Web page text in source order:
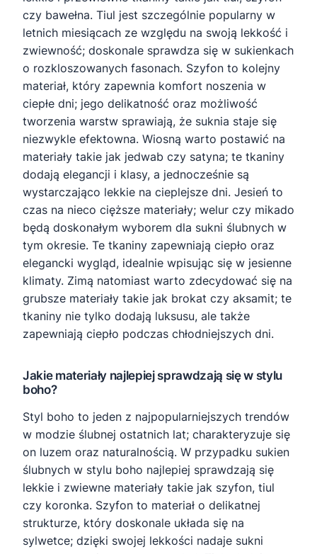
czy bawełna. Tiul jest szczególnie popularny w
letnich miesiącach ze względu na swoją lekkość i
zwiewność; doskonale sprawdza się w sukienkach
o rozkloszowanych fasonach. Szyfon to kolejny
materiał, który zapewnia komfort noszenia w
ciepłe dni; jego delikatność oraz możliwość
tworzenia warstw sprawiają, że suknia staje się
niezwykle efektowna. Wiosną warto postawić na
materiały takie jak jedwab czy satyna; te tkaniny
dodają elegancji i klasy, a jednocześnie są
wystarczająco lekkie na cieplejsze dni. Jesień to
czas na nieco cięższe materiały; welur czy mikado
będą doskonałym wyborem dla sukni ślubnych w
tym okresie. Te tkaniny zapewniają ciepło oraz
elegancki wygląd, idealnie wpisując się w jesienne
klimaty. Zimą natomiast warto zdecydować się na
grubsze materiały takie jak brokat czy aksamit; te
tkaniny nie tylko dodają luksusu, ale także
zapewniają ciepło podczas chłodniejszych dni.
Jakie materiały najlepiej sprawdzają się w stylu
boho?
Styl boho to jeden z najpopularniejszych trendów
w modzie ślubnej ostatnich lat; charakteryzuje się
on luzem oraz naturalnością. W przypadku sukien
ślubnych w stylu boho najlepiej sprawdzają się
lekkie i zwiewne materiały takie jak szyfon, tiul
czy koronka. Szyfon to materiał o delikatnej
strukturze, który doskonale układa się na
sylwetce; dzięki swojej lekkości nadaje sukni